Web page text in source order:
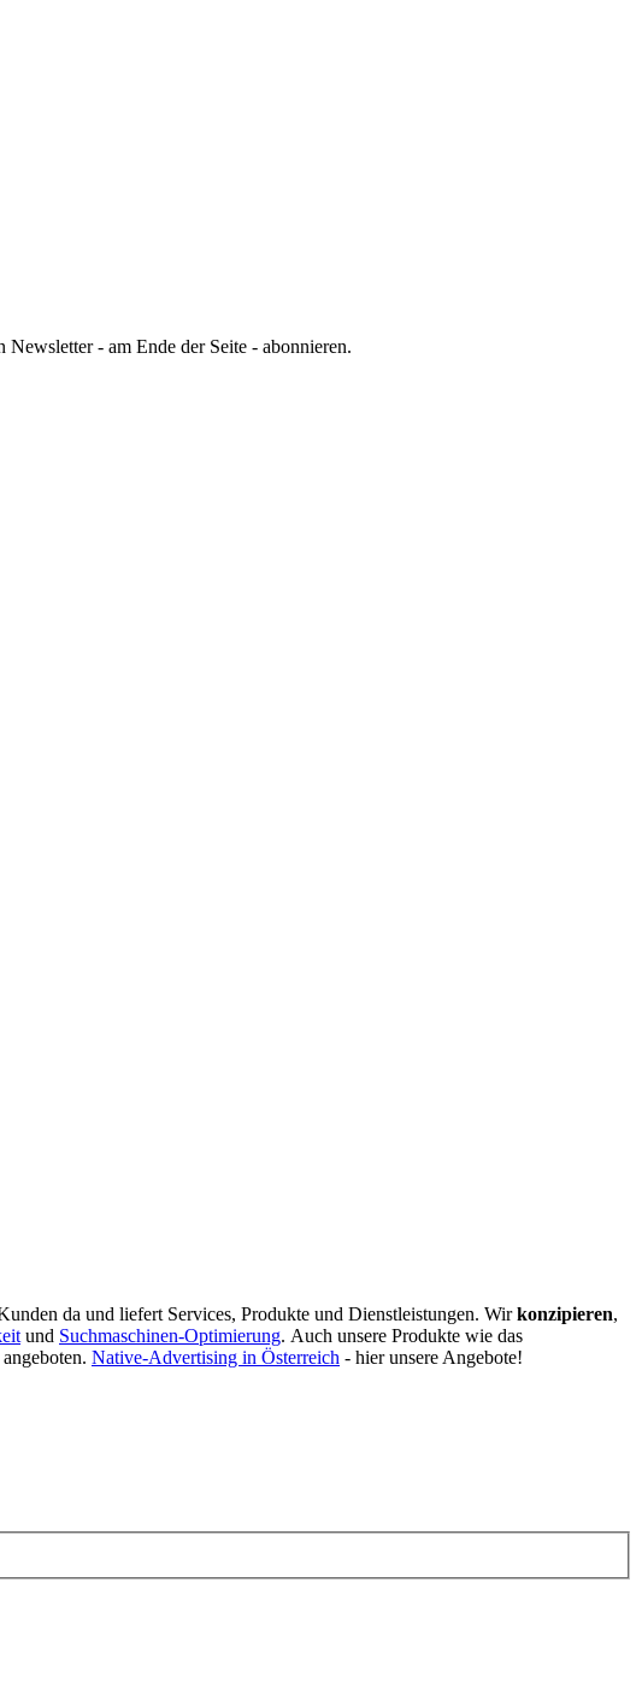
- am Ende der Seite - abonnieren.
da und liefert Services, Produkte und Dienstleistungen. Wirkonzipieren,
und Suchmaschinen-Optimierung. Auch unsere Produkte wie das
Native-Advertising in Österreich - hier unsere Angebote!